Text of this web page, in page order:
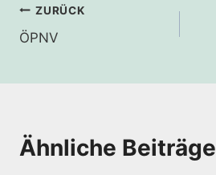
Beitragsnavigation
ZURÜCK
ÖPNV
Ähnliche Beiträge